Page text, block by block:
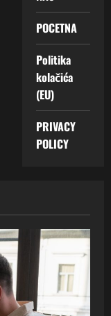
POCETNA
Politika
kolačića
(EU)
PRIVACY
POLICY